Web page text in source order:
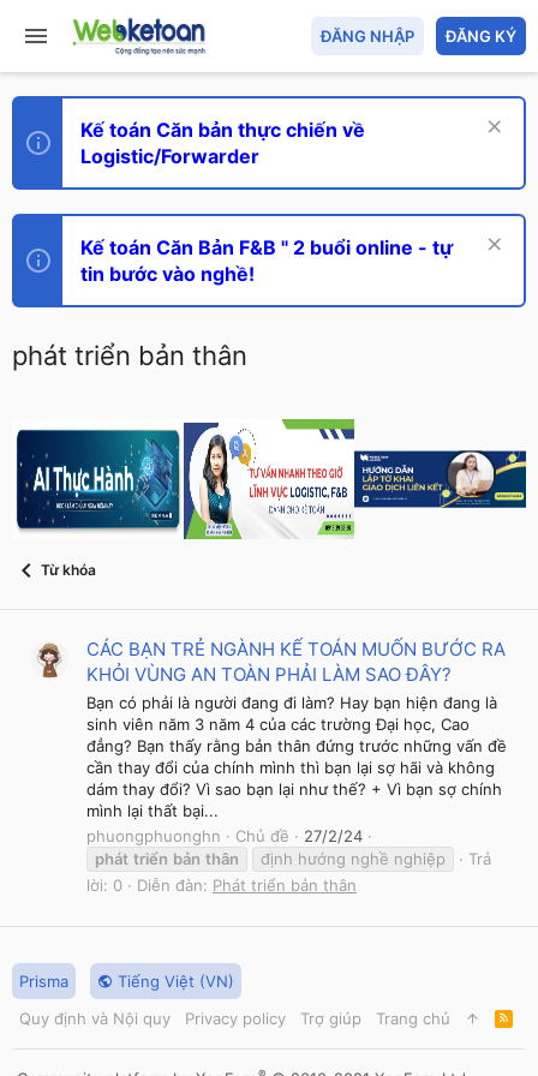
ĐĂNG NHẬP ĐĂNG KÝ
Kế toán Căn bản thực chiến về
Logistic/Forwarder
Kế toán Căn Bản F&B " 2 buổi online - tự
tin bước vào nghề!
phát triển bản thân
Từ khóa
CÁC BẠN TRẺ NGÀNH KẾ TOÁN MUỐN BƯỚC RA
KHỎI VÙNG AN TOÀN PHẢI LÀM SAO ĐÂY?
Bạn có phải là người đang đi làm? Hay bạn hiện đang là
sinh viên năm 3 năm 4 của các trường Đại học, Cao
đẳng? Bạn thấy rằng bản thân đứng trước những vấn đề
cần thay đổi của chính mình thì bạn lại sợ hãi và không
dám thay đổi? Vì sao bạn lại như thế? + Vì bạn sợ chính
mình lại thất bại...
phuongphuonghn
Chủ đề
27/2/24
phát triển bản thân định hướng nghề nghiệp
Trả
lời: 0
Diễn đàn: Phát triển bản thân
Prisma
Tiếng Việt (VN)
Quy định và Nội quy
Privacy policy Trợ giúp Trang chủ
R
S
S